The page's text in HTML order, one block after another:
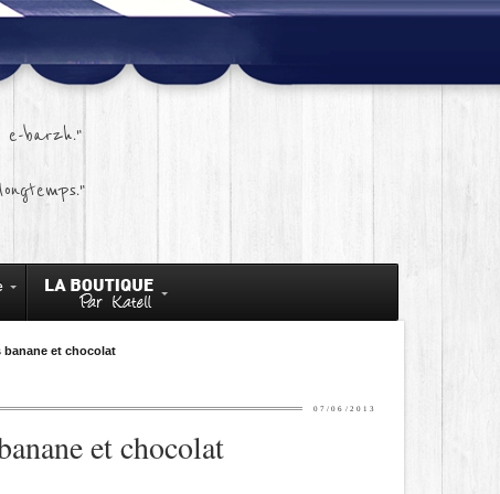
barzh."
banane et chocolat
07/06/2013
et chocolat